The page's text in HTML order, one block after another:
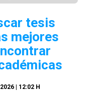
tesis
mejores
| 12:02 H